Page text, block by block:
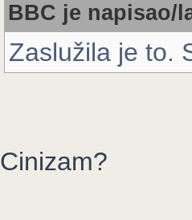
BBC je napisao/
Zaslužila je to.
Cinizam?